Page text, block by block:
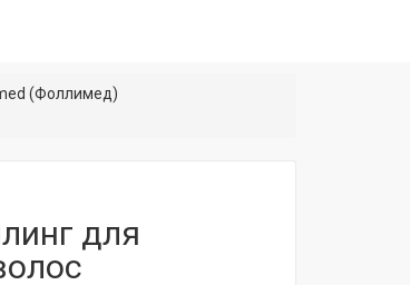
(Фоллимед)
для